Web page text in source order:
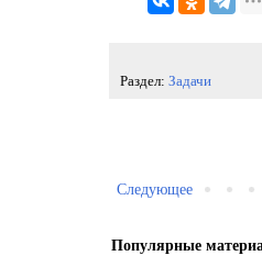
Раздел: Задачи
Следующее
Популярные